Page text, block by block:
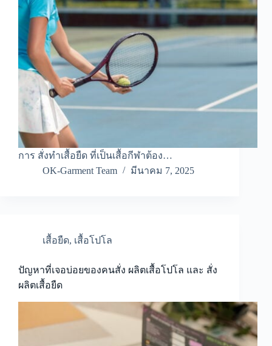
การ สั่งทำเสื้อยืด ที่เป็นเสื้อกีฬาต้อง…
OK-Garment Team
มีนาคม 7, 2025
เสื้อยืด, เสื้อโปโล
ปัญหาที่เจอบ่อยของคนสั่ง ผลิตเสื้อโปโล และ สั่ง
ผลิตเสื้อยืด